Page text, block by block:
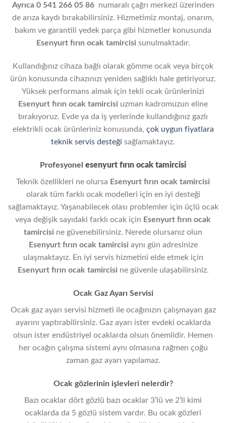
Ayrıca 0 541 266 05 86numaralı çağrı merkezi üzerinden
de arıza kaydı bırakabilirsiniz. Hizmetimiz montaj, onarım,
bakım ve garantili yedek parça gibi hizmetler konusunda
Esenyurt fırın ocak tamircisi sunulmaktadır.
Kullandığınız cihaza bağlı olarak gömme ocak veya birçok
ürün konusunda cihazınızı yeniden sağlıklı hale getiriyoruz.
Yüksek performans almak için tekli ocak ürünlerinizi
Esenyurt fırın ocak tamircisi uzman kadromuzun eline
bırakıyoruz. Evde ya da iş yerlerinde kullandığınız gazlı
elektrikli ocak ürünleriniz konusunda, çok uygun fiyatlara
teknik servis desteği sağlamaktayız.
Profesyonel esenyurt fırın ocak tamircisi
Teknik özellikleri ne olursa Esenyurt fırın ocak tamircisi
olarak tüm farklı ocak modelleri için en iyi desteği
sağlamaktayız. Yaşanabilecek olası problemler için üçlü ocak
veya değişik sayıdaki farklı ocak için Esenyurt fırın ocak
tamircisi ne güvenebilirsiniz. Nerede olursanız olun
Esenyurt fırın ocak tamircisi aynı gün adresinize
ulaşmaktayız. En iyi servis hizmetini elde etmek için
Esenyurt fırın ocak tamircisi ne güvenle ulaşabilirsiniz.
Ocak Gaz Ayarı Servisi
Ocak gaz ayarı servisi hizmeti ile ocağınızın çalışmayan gaz
ayarını yaptırabilirsiniz. Gaz ayarı ister evdeki ocaklarda
olsun ister endüstriyel ocaklarda olsun önemlidir. Hemen
her ocağın çalışma sistemi aynı olmasına rağmen çoğu
zaman gaz ayarı yapılamaz.
Ocak gözlerinin işlevleri nelerdir?
Bazı ocaklar dört gözlü bazı ocaklar 3’lü ve 2’li kimi
ocaklarda da 5 gözlü sistem vardır. Bu ocak gözleri